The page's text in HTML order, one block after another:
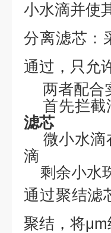
小水滴并使
分离滤芯：
通过，只允
两者配合
首先拦截
滤芯
微小水滴
滴
剩余小水
通过聚结滤
聚结，将